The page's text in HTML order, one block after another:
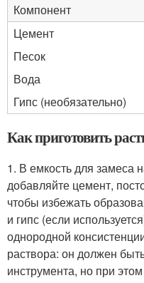
Компонент
Цемент
Песок
Вода
Гипс (необязательно)
Как приготовить
1. В емкость для замеса
добавляйте цемент,
чтобы избежать
и гипс (если
однородной
раствора: он должен
инструмента, но при